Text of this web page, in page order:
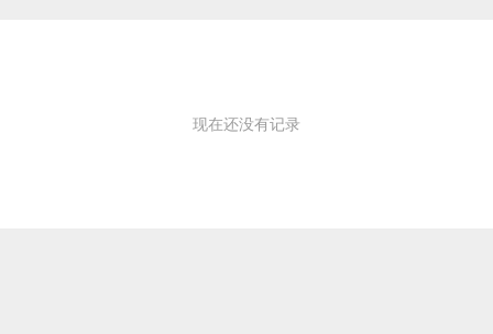
现在还没有记录